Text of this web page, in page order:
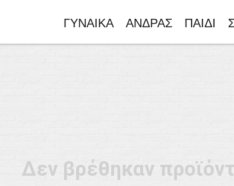
ΓΥΝΑΙΚΑ ΑΝΔΡΑΣ ΠΑΙΔΙ
Δεν βρέθηκαν